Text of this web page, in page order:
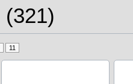
(321)
11